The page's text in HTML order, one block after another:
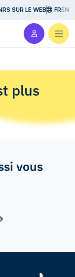
SUR LE WEB FREN
plus
vous